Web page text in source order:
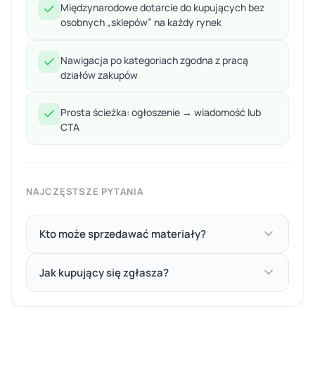
Międzynarodowe dotarcie do kupujących bez
osobnych „sklepów” na każdy rynek
Nawigacja po kategoriach zgodna z pracą
działów zakupów
Prosta ścieżka: ogłoszenie → wiadomość lub
CTA
NAJCZĘSTSZE PYTANIA
Kto może sprzedawać materiały?
Jak kupujący się zgłasza?